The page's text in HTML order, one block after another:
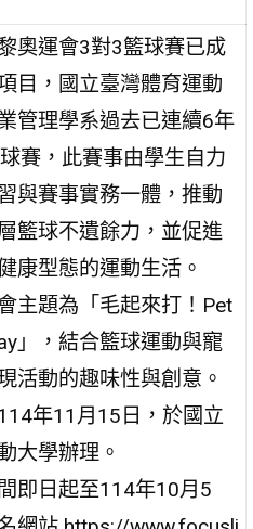
奧運會3對3籃球賽已成
目，國立臺灣體育運動
管理學系過去已連續6年
賽，此賽事由學生自力
與賽事實務一體，推動
籃球不遺餘力，並促進
康型態的運動生活。
主題為「毛起來打！Pet
」，結合籃球運動與寵
活動的趣味性與創意。
年11月15日，於國立
大學辦理。
即日起至114年10月5